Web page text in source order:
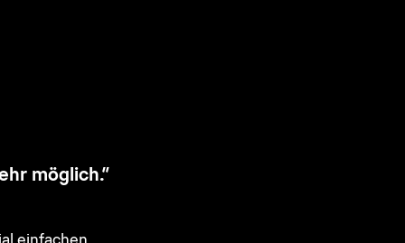
möglich.“